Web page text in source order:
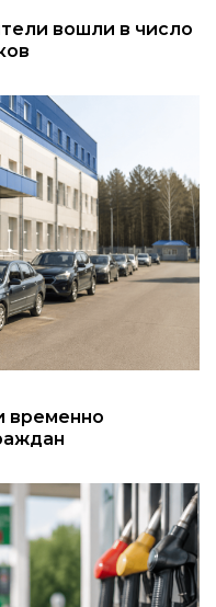
вошли в число
временно